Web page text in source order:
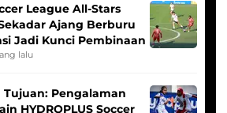
League All-Stars
Ajang Berburu
Jadi Kunci Pembinaan
lalu
Tujuan: Pengalaman
HYDROPLUS Soccer